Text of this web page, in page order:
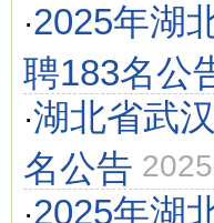
·2025年湖
聘183名公
·湖北省武
名公告
·2025年湖